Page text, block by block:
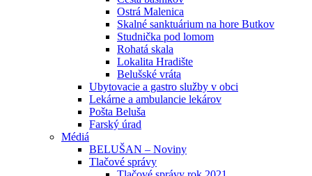
Ostrá Malenica
Skalné sanktuárium na hore Butkov
Studnička pod lomom
Rohatá skala
Lokalita Hradište
Belušské vráta
Ubytovacie a gastro služby v obci
Lekárne a ambulancie lekárov
Pošta Beluša
Farský úrad
Médiá
BELUŠAN – Noviny
Tlačové správy